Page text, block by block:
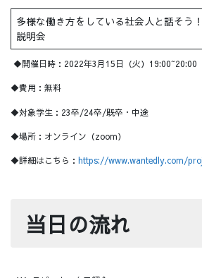
多様な働き方をしている社会人と話そう
説明会
◆開催日時：2022年3月15日（火）19:00~20:00
◆費用：無料
◆対象学生：23卒/24卒/既卒・中途
◆場所：オンライン（zoom）
◆詳細はこちら： https://www.wantedly.com/
当日の流れ